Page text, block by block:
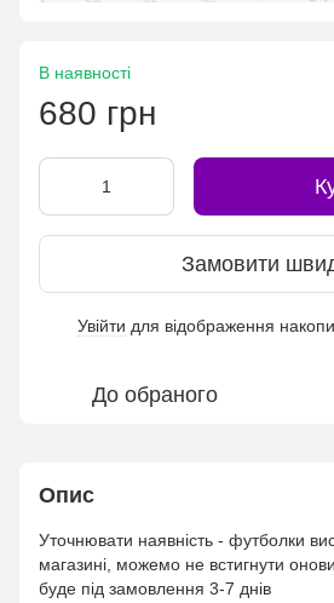
В наявності
680 грн
Замовити
Увійти для відображення
До обраного
Опис
Уточнювати наявність - футболки
магазині, можемо не встигнути
буде під замовлення 3-7 днів